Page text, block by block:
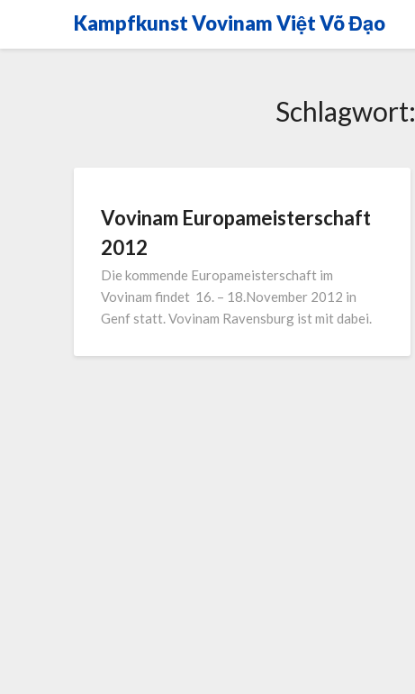
Kampfkunst Vovinam Việt Võ Đạo
Schlagwort:
Vovinam Europameisterschaft
2012
Die kommende Europameisterschaft im
Vovinam findet 16. – 18.November 2012 in
Genf statt. Vovinam Ravensburg ist mit dabei.